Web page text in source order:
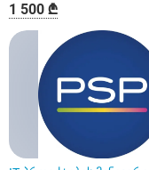
1 500 ₾